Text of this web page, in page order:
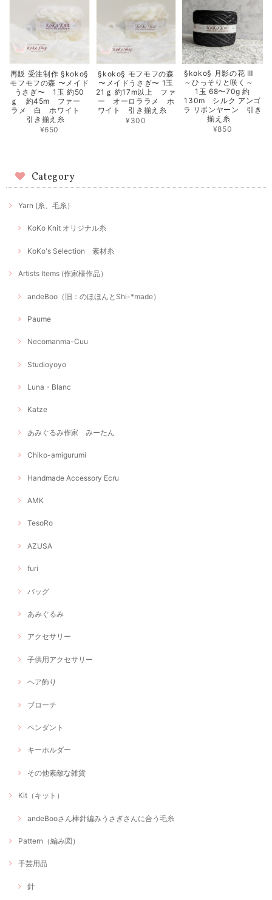
再販 受注制作 §koko§
モフモフの森 〜メイド
うさぎ〜 1玉 約50
ｇ 約45m ファー
ラメ 白 ホワイト
引き揃え糸
¥650
§koko§ モフモフの森
〜メイドうさぎ〜 1玉
21ｇ 約17m以上 ファ
ー オーロララメ ホ
ワイト 引き揃え糸
¥300
§koko§ 月影の花 Ⅲ
～ひっそりと咲く～
1玉 68〜70g 約
130m シルク アンゴ
ラ リボンヤーン 引き
揃え糸
¥850
Category
Yarn (糸、毛糸）
KoKo Knit オリジナル糸
KoKo's Selection 素材糸
Artists Items (作家様作品）
andeBoo（旧：のほほんとShi-*made）
Paume
Necomanma-Cuu
Studioyoyo
Luna・Blanc
Katze
あみぐるみ作家 みーたん
Chiko-amigurumi
Handmade Accessory Ecru
AMK
TesoRo
AZUSA
furi
バッグ
あみぐるみ
アクセサリー
子供用アクセサリー
ヘア飾り
ブローチ
ペンダント
キーホルダー
その他素敵な雑貨
Kit（キット）
andeBooさん棒針編みうさぎさんに合う毛糸
Pattern（編み図）
手芸用品
針